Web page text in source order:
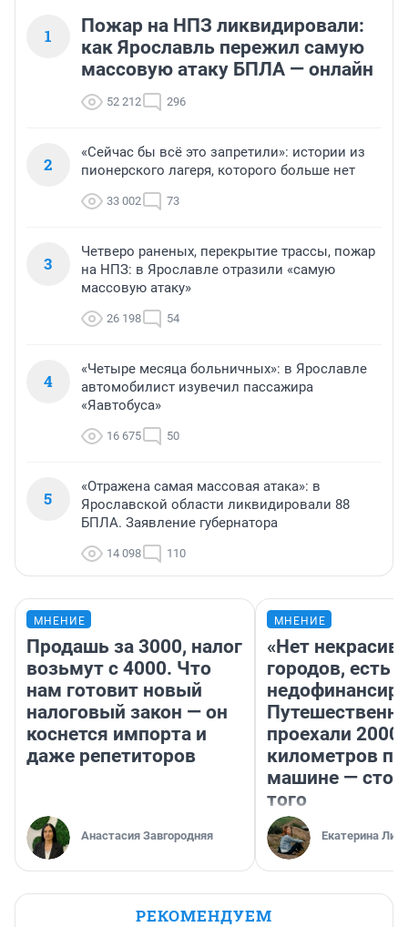
1
Пожар на НПЗ ликвидировали:
как Ярославль пережил самую
массовую атаку БПЛА — онлайн
52 212 296
2
«Сейчас бы всё это запретили»: истории из
пионерского лагеря, которого больше нет
33 002 73
3
Четверо раненых, перекрытие трассы, пожар
на НПЗ: в Ярославле отразили «самую
массовую атаку»
26 198 54
4
«Четыре месяца больничных»: в Ярославле
автомобилист изувечил пассажира
«Яавтобуса»
16 675 50
5
«Отражена самая массовая атака»: в
Ярославской области ликвидировали 88
БПЛА. Заявление губернатора
14 098 110
МНЕНИЕ
Продашь за 3000, налог
возьмут с 4000. Что
нам готовит новый
налоговый закон — он
коснется импорта и
даже репетиторов
Анастасия Завгородняя
МНЕНИЕ
«Нет
городов, есть
проехали 2000
километров по
машине —
того
Екатерина
РЕКОМЕНДУЕМ